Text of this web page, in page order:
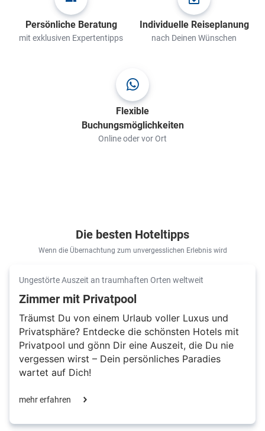
Persönliche Beratung
mit exklusiven Expertentipps
Individuelle Reiseplanung
nach Deinen Wünschen
Flexible
Buchungsmöglichkeiten
Online oder vor Ort
Die besten Hoteltipps
Wenn die Übernachtung zum unvergesslichen Erlebnis wird
Ungestörte Auszeit an traumhaften Orten weltweit
Zimmer mit Privatpool
Träumst Du von einem Urlaub voller Luxus und
Privatsphäre? Entdecke die schönsten Hotels mit
Privatpool und gönn Dir eine Auszeit, die Du nie
vergessen wirst – Dein persönliches Paradies
wartet auf Dich!
mehr erfahren